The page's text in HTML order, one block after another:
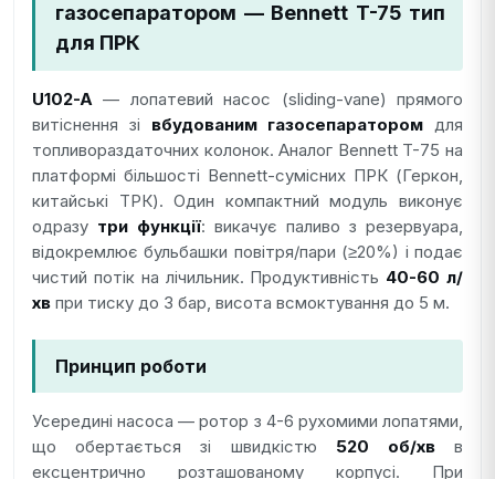
газосепаратором — Bennett T-75 тип
для ПРК
U102-A — лопатевий насос (sliding-vane) прямого
витіснення зі вбудованим газосепаратором для
топливораздаточних колонок. Аналог Bennett T-75 на
платформі більшості Bennett-сумісних ПРК (Геркон,
китайські ТРК). Один компактний модуль виконує
одразу три функції: викачує паливо з резервуара,
відокремлює бульбашки повітря/пари (≥20%) і подає
чистий потік на лічильник. Продуктивність 40-60 л/
хв при тиску до 3 бар, висота всмоктування до 5 м.
Принцип роботи
Усередині насоса — ротор з 4-6 рухомими лопатями,
що обертається зі швидкістю 520 об/хвв
ексцентрично розташованому корпусі. При